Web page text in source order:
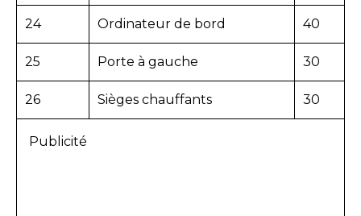
24 Ordinateur de bord 40
25 Porte à gauche 30
26 Sièges chauffants 30
Publicité